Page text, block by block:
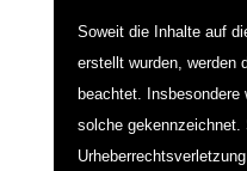
Soweit die Inhalte auf
erstellt wurden, werden
beachtet. Insbesondere
solche